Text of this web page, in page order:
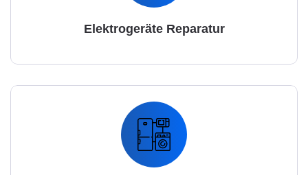
Elektrogeräte Reparatur